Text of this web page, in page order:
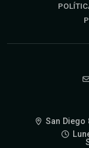
San Diego